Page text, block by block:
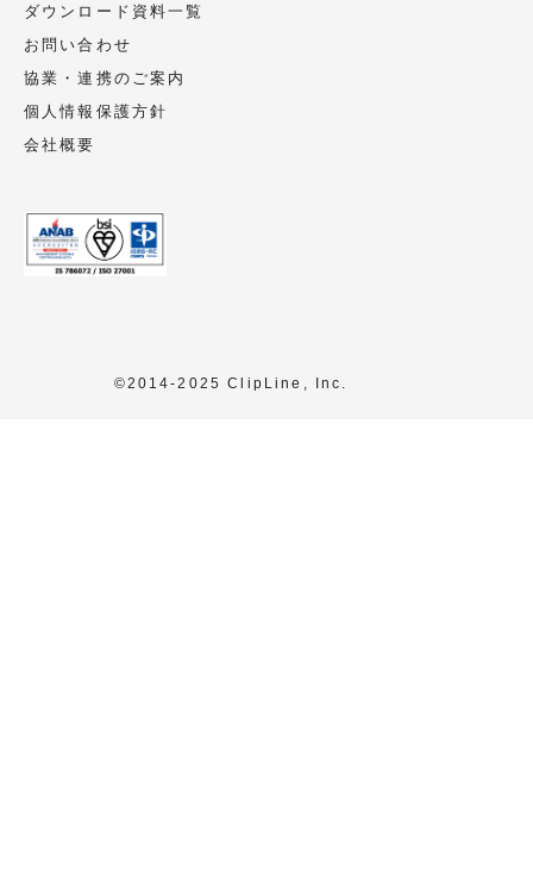
ダウンロード資料一覧
お問い合わせ
協業・連携のご案内
個人情報保護方針
会社概要
©2014-2025 ClipLine, Inc.